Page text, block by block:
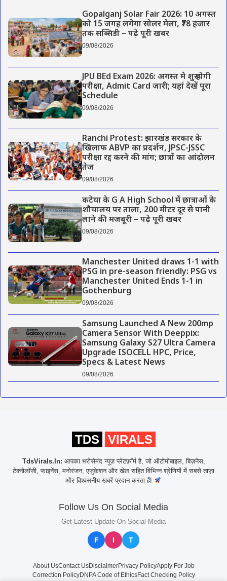
Gopalganj Solar Fair 2026: 10 अगस्त
को 15 जगह लगेगा सोलर मेला, ₹78 हजार
तक सब्सिडी – पढ़े पूरी खबर
09/08/2026
JPU BEd Exam 2026: अगस्त मे शुरू होगी
परीक्षा, Admit Card जारी; यहां देखें पूरा
Schedule
09/08/2026
Ranchi Protest: झारखंड सरकार के
खिलाफ ABVP का प्रदर्शन, JPSC-JSSC
परीक्षा रद्द करने की मांग; छात्रों का आंदोलन
तेज
09/08/2026
कटेया के G A High School में छात्राओं के
शौचालय पर ताला, 200 मीटर दूर से पानी
लाने की मजबूरी – पढ़े पूरी खबर
09/08/2026
Manchester United draws 1-1 with
PSG in pre-season friendly: PSG vs
Manchester United Ends 1-1 in
Gothenburg
09/08/2026
Samsung Launched A New 200mp
Camera Sensor With Deeppix:
Samsung Galaxy S27 Ultra Camera
Upgrade ISOCELL HPC, Price,
Specs & Latest News
09/08/2026
TDS VIRALS
TdsVirals.In: आपका भरोसेमंद न्यूज़ प्लेटफ़ॉर्म है, जो ऑटोमोबाइल, बिज़नेस,
टेक्नोलॉजी, फाइनेंस, मनोरंजन, एजुकेशन और खेल सहित विभिन्न श्रेणियों में सबसे ताज़ा
और विश्वसनीय खबरें प्रदान करता हैं!
Follow Us On Social Media
Get Latest Update On Social Media
F I T
About UsContact UsDisclaimerPrivacy PolicyApply For Job
Correction PolicyDNPA Code of EthicsFact Checking Policy